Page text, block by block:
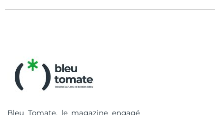
Bleu Tomate, le magazine engagé